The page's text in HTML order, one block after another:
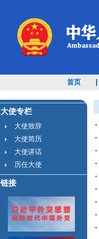
首页
大使专栏
大使致辞
大使简历
大使讲话
历任大使
链接